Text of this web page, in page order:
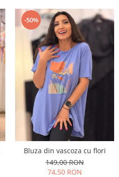
-50%
Bluza din vascoza cu flori
149,00 RON
74,50 RON